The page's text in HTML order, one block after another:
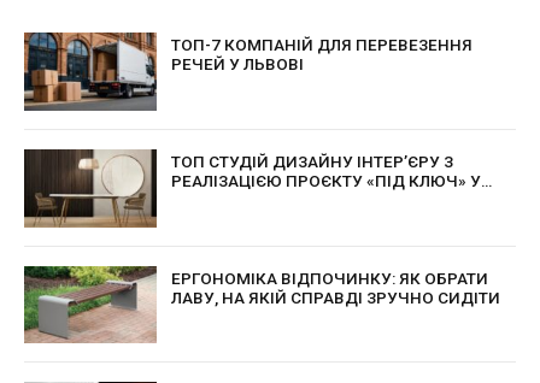
ТОП-7 КОМПАНІЙ ДЛЯ ПЕРЕВЕЗЕННЯ
РЕЧЕЙ У ЛЬВОВІ
ТОП СТУДІЙ ДИЗАЙНУ ІНТЕР’ЄРУ З
РЕАЛІЗАЦІЄЮ ПРОЄКТУ «ПІД КЛЮЧ» У
ЕРГОНОМІКА ВІДПОЧИНКУ: ЯК ОБРАТИ
ЛАВУ, НА ЯКІЙ СПРАВДІ ЗРУЧНО СИДІТИ